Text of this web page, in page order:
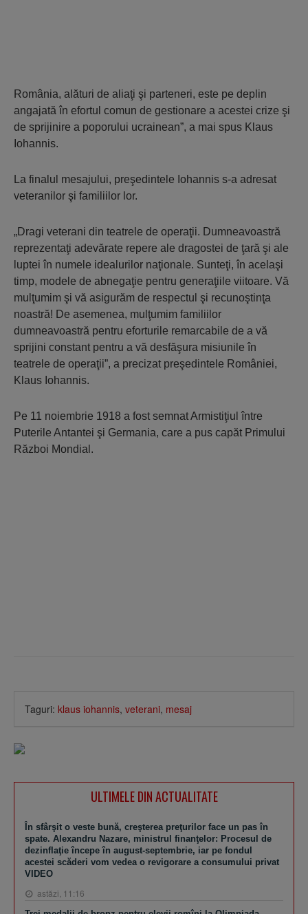
România, alături de aliaţi şi parteneri, este pe deplin
angajată în efortul comun de gestionare a acestei crize şi
de sprijinire a poporului ucrainean”, a mai spus Klaus
Iohannis.
La finalul mesajului, preşedintele Iohannis s-a adresat
veteranilor şi familiilor lor.
„Dragi veterani din teatrele de operaţii. Dumneavoastră
reprezentaţi adevărate repere ale dragostei de ţară şi ale
luptei în numele idealurilor naţionale. Sunteţi, în acelaşi
timp, modele de abnegaţie pentru generaţiile viitoare. Vă
mulţumim şi vă asigurăm de respectul şi recunoştinţa
noastră! De asemenea, mulţumim familiilor
dumneavoastră pentru eforturile remarcabile de a vă
sprijini constant pentru a vă desfăşura misiunile în
teatrele de operaţii”, a precizat preşedintele României,
Klaus Iohannis.
Pe 11 noiembrie 1918 a fost semnat Armistiţiul între
Puterile Antantei şi Germania, care a pus capăt Primului
Război Mondial.
Taguri: klaus iohannis, veterani, mesaj
ULTIMELE DIN ACTUALITATE
În sfârşit o veste bună, creşterea preţurilor face un pas în
spate. Alexandru Nazare, ministrul finanţelor: Procesul de
dezinflaţie începe în august-septembrie, iar pe fondul
acestei scăderi vom vedea o revigorare a consumului privat
VIDEO
astăzi, 11:16